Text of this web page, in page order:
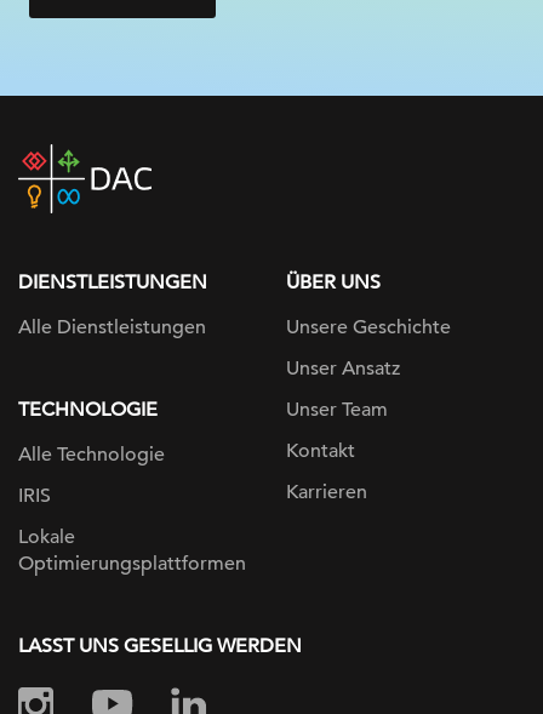
DAC
home
DIENSTLEISTUNGEN
Alle Dienstleistungen
TECHNOLOGIE
Alle Technologie
IRIS
Lokale
Optimierungsplattformen
ÜBER UNS
Unsere Geschichte
Unser Ansatz
Unser Team
Kontakt
Karrieren
LASST UNS GESELLIG WERDEN